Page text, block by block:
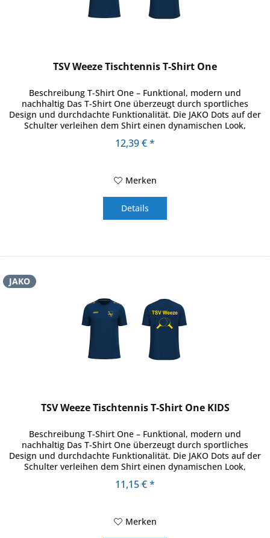
TSV Weeze Tischtennis T-Shirt One
Beschreibung T-Shirt One – Funktional, modern und
nachhaltig Das T-Shirt One überzeugt durch sportliches
Design und durchdachte Funktionalität. Die JAKO Dots auf der
Schulter verleihen dem Shirt einen dynamischen Look,
12,39 € *
Merken
Details
JAKO
TSV Weeze Tischtennis T-Shirt One KIDS
Beschreibung T-Shirt One – Funktional, modern und
nachhaltig Das T-Shirt One überzeugt durch sportliches
Design und durchdachte Funktionalität. Die JAKO Dots auf der
Schulter verleihen dem Shirt einen dynamischen Look,
11,15 € *
Merken